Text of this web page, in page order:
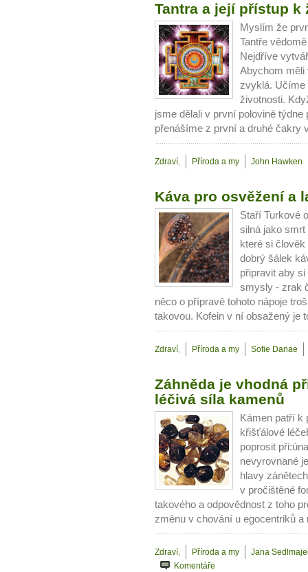
10 tipů
...
Máte pocit, že jste unaveni
Jak vnést do života
Jak být šťastnější
Tantra a její přístup k
Myslím že
Tantře
Nejdříve
Abychom měli
zvyklá. Učíme
životnosti.
jsme dělali v první polovině
přenášíme z první a druhé čakry
Zdraví, Příroda a my John Hawken
Káva pro osvěžení a
Staří Turkové
silná jako
které si
dobrý šálek
připravit aby
smysly - zrak
něco o přípravě tohoto nápoje
takovou. Kofein v ní obsažený je
Zdraví, Příroda a my Sofie Danae
Záhněda je vhodná
léčivá síla kamenů
Kámen patří k
křišťálové
poprosit
nevyrovnané
hlavy
v pročištěné
takového a odpovědnost z toho
změnu v chování u egocentriků
Zdraví, Příroda a my
Jana
Komentáře